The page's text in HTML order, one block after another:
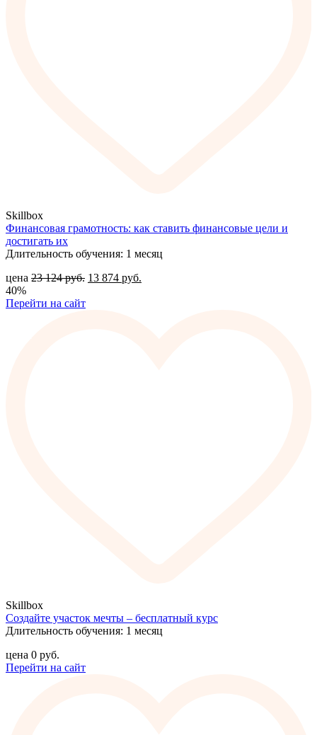
Skillbox
Финансовая грамотность: как ставить финансовые цели и
достигать их
Длительность обучения: 1 месяц
цена 23 124руб. 13 874 руб.
40%
Перейти на сайт
Skillbox
Создайте участок мечты – бесплатный курс
Длительность обучения: 1 месяц
цена 0 руб.
Перейти на сайт